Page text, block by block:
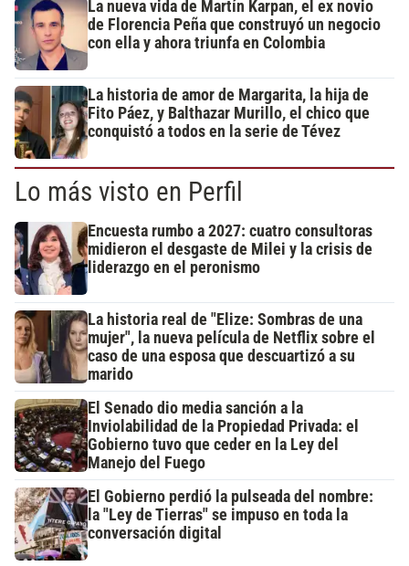
La nueva vida de Martín Karpan, el ex novio
de Florencia Peña que construyó un negocio
con ella y ahora triunfa en Colombia
La historia de amor de Margarita, la hija de
Fito Páez, y Balthazar Murillo, el chico que
conquistó a todos en la serie de Tévez
Lo más visto en Perfil
Encuesta rumbo a 2027: cuatro consultoras
midieron el desgaste de Milei y la crisis de
liderazgo en el peronismo
La historia real de "Elize: Sombras de una
mujer", la nueva película de Netflix sobre el
caso de una esposa que descuartizó a su
marido
El Senado dio media sanción a la
Inviolabilidad de la Propiedad Privada: el
Gobierno tuvo que ceder en la Ley del
Manejo del Fuego
El Gobierno perdió la pulseada del nombre:
la "Ley de Tierras" se impuso en toda la
conversación digital